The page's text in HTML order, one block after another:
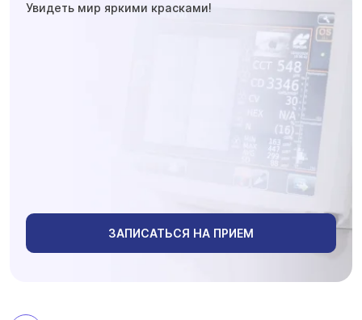
Увидеть мир яркими красками!
ЗАПИСАТЬСЯ НА ПРИЕМ